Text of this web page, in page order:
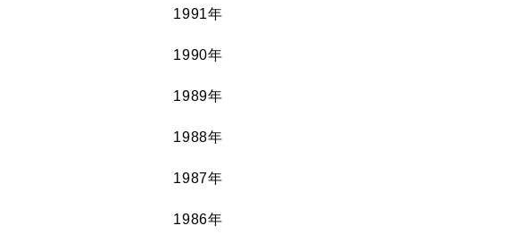
1991年
1990年
1989年
1988年
1987年
1986年